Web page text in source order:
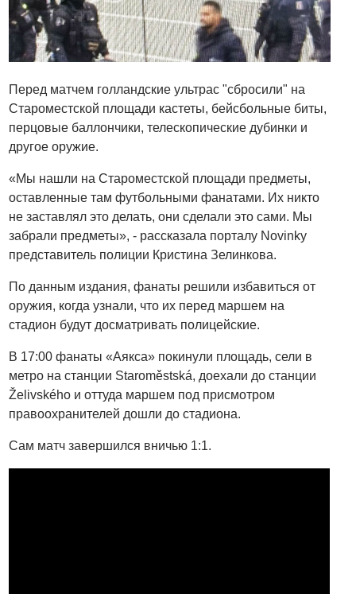
Перед матчем голландские ультрас "сбросили" на
Староместской площади кастеты, бейсбольные биты,
перцовые баллончики, телескопические дубинки и
другое оружие.
«Мы нашли на Староместской площади предметы,
оставленные там футбольными фанатами. Их никто
не заставлял это делать, они сделали это сами. Мы
забрали предметы», - рассказала порталу Novinky
представитель полиции Кристина Зелинкова.
По данным издания, фанаты решили избавиться от
оружия, когда узнали, что их перед маршем на
стадион будут досматривать полицейские.
В 17:00 фанаты «Аякса» покинули площадь, сели в
метро на станции Staroměstská, доехали до станции
Želivského и оттуда маршем под присмотром
правоохранителей дошли до стадиона.
Сам матч завершился вничью 1:1.